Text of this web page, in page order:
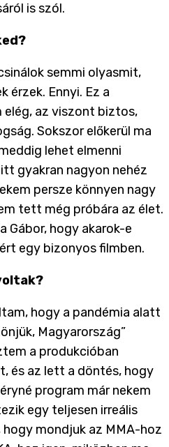
is szól.
semmi olyasmit,
érzek. Ennyi. Ez a
elég, az viszont biztos,
Sokszor előkerül ma
lehet elmenni
gyakran nagyon nehéz
persze könnyen nagy
tett még próbára az élet.
Gábor, hogy akarok-e
egy bizonyos filmben.
hogy a pandémia alatt
Magyarország”
a produkcióban
és az lett a döntés, hogy
program már nekem
egy teljesen irreális
mondjuk az MMA-hoz